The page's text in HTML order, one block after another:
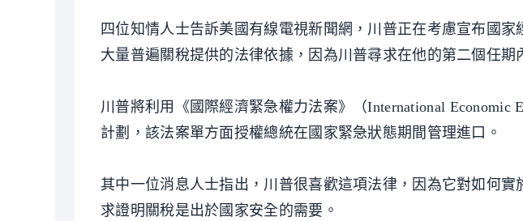
四位知情人士告訴美國有線電視新聞網，川普正在考慮宣布國
大量普遍關稅提供的法律依據，因為川普尋求在他的第二個任期
川普將利用《國際經濟緊急權力法案》（International Economic
計劃，該法案單方面授權總統在國家緊急狀態期間管理進口。
其中一位消息人士指出，川普很喜歡這項法律，因為它對如何
求證明關稅是出於國家安全的需要。